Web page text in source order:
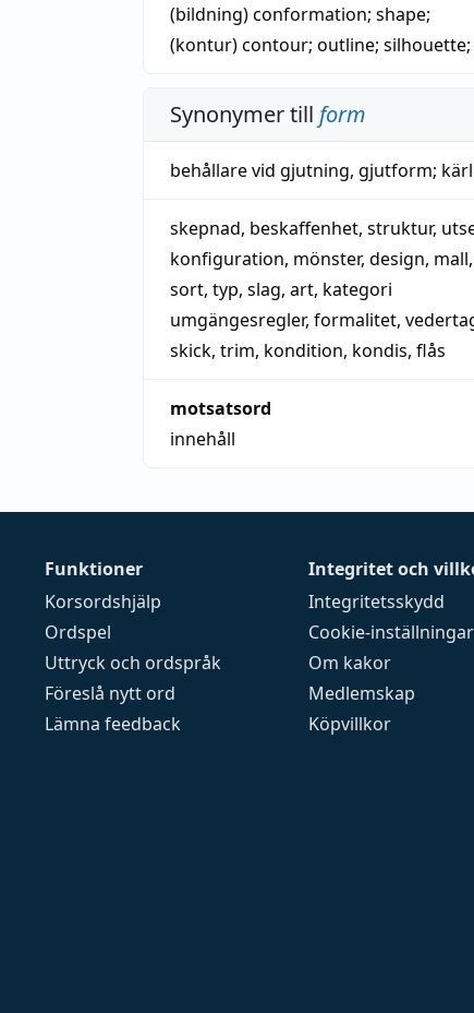
(bildning)conformation; shape;
(kontur)contour; outline; silhouette;
Synonymer till form
behållare vid gjutning, gjutform;
skepnad, beskaffenhet, struktur,
konfiguration, mönster, design, mall,
sort, typ, slag, art, kategori
umgängesregler, formalitet,
skick, trim, kondition, kondis, flås
motsatsord
innehåll
Funktioner
Korsordshjälp
Ordspel
Uttryck och ordspråk
Föreslå nytt ord
Lämna feedback
Integritet och
Integritetsskydd
Cookie-inställningar
Om kakor
Medlemskap
Köpvillkor